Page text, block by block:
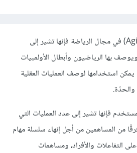
حين تُستخدم كلمة مرن (Agile) في مجال الرياضة فإنها تشير إلى
بها الرياضيون وأبطال الأولمبيات
يمكن استخدامها لوصف العمليات العقلية
والحدّة.
فإنها تشير إلى عدد العمليات التي
من المساهمين من أجل إنهاء سلسلة مهام
التفاعلات والأفراد، ومساهمات